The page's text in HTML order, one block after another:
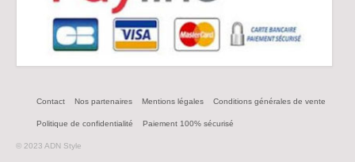
Contact Nos partenaires Mentions légales Conditions générales de vente
Politique de confidentialité Paiement 100% sécurisé
© 2023 ADN Style